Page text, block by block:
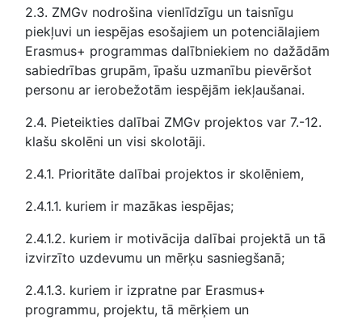
2.3. ZMGv nodrošina vienlīdzīgu un taisnīgu
piekļuvi un iespējas esošajiem un potenciālajiem
Erasmus+ programmas dalībniekiem no dažādām
sabiedrības grupām, īpašu uzmanību pievēršot
personu ar ierobežotām iespējām iekļaušanai.
2.4. Pieteikties dalībai ZMGv projektos var 7.-12.
klašu skolēni un visi skolotāji.
2.4.1. Prioritāte dalībai projektos ir skolēniem,
2.4.1.1. kuriem ir mazākas iespējas;
2.4.1.2. kuriem ir motivācija dalībai projektā un tā
izvirzīto uzdevumu un mērķu sasniegšanā;
2.4.1.3. kuriem ir izpratne par Erasmus+
programmu, projektu, tā mērķiem un